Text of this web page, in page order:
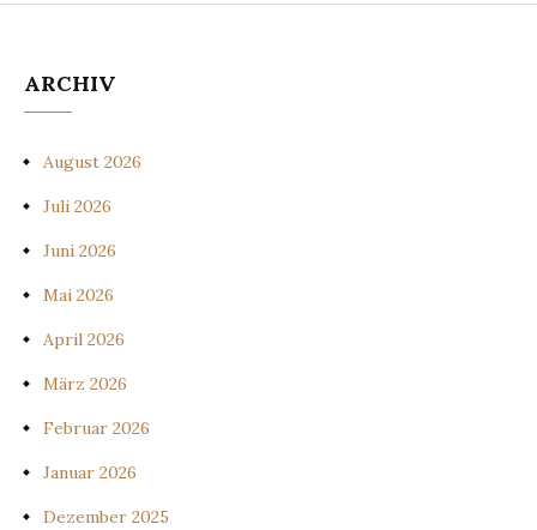
ARCHIV
August 2026
Juli 2026
Juni 2026
Mai 2026
April 2026
März 2026
Februar 2026
Januar 2026
Dezember 2025